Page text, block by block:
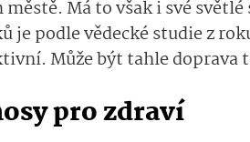
Má to však i své
je podle vědecké studie z
Může být tahle doprava
pro zdraví